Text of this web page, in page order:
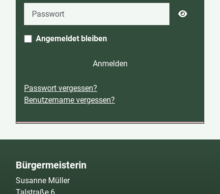
Angemeldet bleiben
Anmelden
Passwort vergessen?
Benutzername vergessen?
Bürgermeisterin
Susanne Müller